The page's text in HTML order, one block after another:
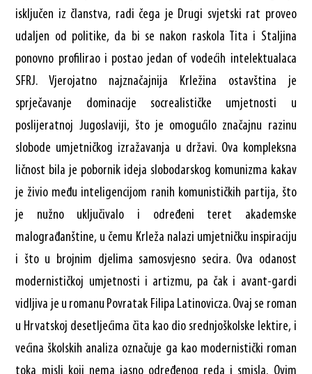
isključen iz članstva, radi čega je Drugi svjetski rat proveo
udaljen od politike, da bi se nakon raskola Tita i Staljina
ponovno profilirao i postao jedan of vodećih intelektualaca
SFRJ. Vjerojatno najznačajnija Krležina ostavština je
sprječavanje dominacije socrealističke umjetnosti u
poslijeratnoj Jugoslaviji, što je omogućilo značajnu razinu
slobode umjetničkog izražavanja u državi. Ova kompleksna
ličnost bila je pobornik ideja slobodarskog komunizma kakav
je živio među inteligencijom ranih komunističkih partija, što
je nužno uključivalo i određeni teret akademske
malograđanštine, u čemu Krleža nalazi umjetničku inspiraciju
i što u brojnim djelima samosvjesno secira. Ova odanost
modernističkoj umjetnosti i artizmu, pa čak i avant-gardi
vidljiva je u romanu Povratak Filipa Latinovicza. Ovaj se roman
u Hrvatskoj desetljećima čita kao dio srednjoškolske lektire, i
većina školskih analiza označuje ga kao modernistički roman
toka misli koji nema jasno određenog reda i smisla. Ovim